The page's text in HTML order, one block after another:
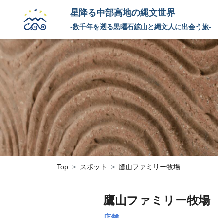
星降る中部高地の縄文世界
-数千年を遡る黒曜石鉱山と縄文人に出会う旅-
Top スポット 鷹山ファミリー牧場
鷹山ファミリー牧場